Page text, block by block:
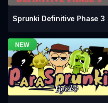
Sprunki Definitive Phase 3